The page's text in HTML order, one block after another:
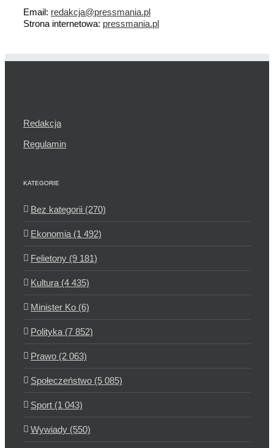
Email: redakcja@pressmania.pl
Strona internetowa: pressmania.pl
Redakcja
Regulamin
KATEGORIE
Bez kategorii (270)
Ekonomia (1 492)
Felietony (9 181)
Kultura (4 435)
Minister Ko (6)
Polityka (7 852)
Prawo (2 063)
Społeczeństwo (5 085)
Sport (1 043)
Wywiady (550)